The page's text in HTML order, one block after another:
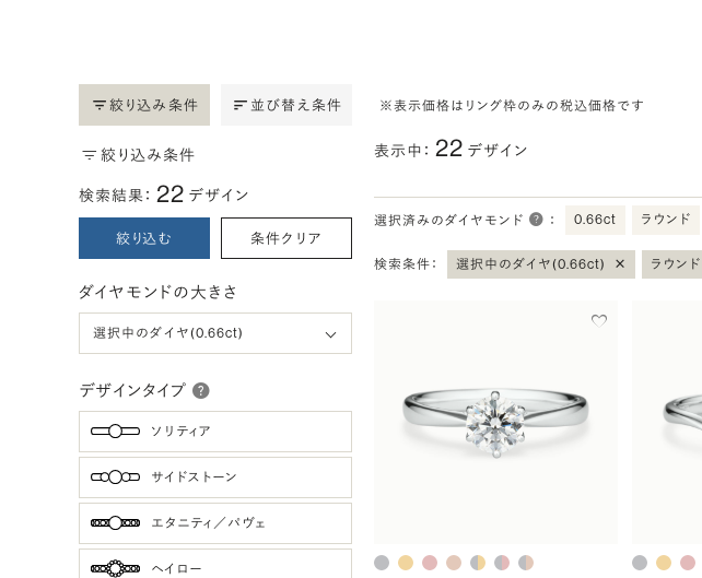
絞り込み条件 並び替え条件
絞り込み条件
検索結果： 22 デザイン
絞り込む 条件クリア
ダイヤモンドの大きさ
デザインタイプ
ソリティア
サイドストーン
エタニティ／パヴェ
ヘイロー
※表示価格はリング枠のみの税込価格です
表示中： 22 デザイン
選択済みのダイヤモンド ： 0.66ct ラウンド
検索条件： 選択中のダイヤ(0.66ct) × ラウンド